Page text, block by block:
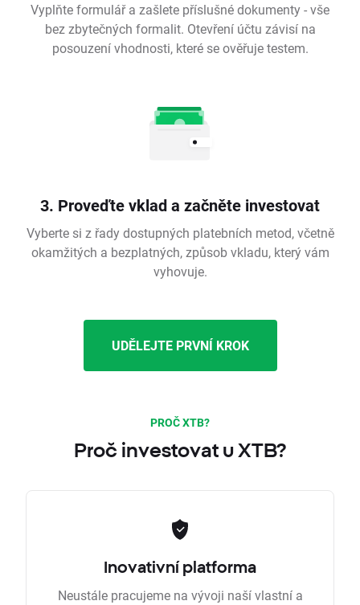
Vyplňte formulář a zašlete příslušné dokumenty - vše
bez zbytečných formalit. Otevření účtu závisí na
posouzení vhodnosti, které se ověřuje testem.
3. Proveďte vklad a začněte investovat
Vyberte si z řady dostupných platebních metod, včetně
okamžitých a bezplatných, způsob vkladu, který vám
vyhovuje.
UDĚLEJTE PRVNÍ KROK
PROČ XTB?
Proč investovat u XTB?
Inovativní platforma
Neustále pracujeme na vývoji naší vlastní a